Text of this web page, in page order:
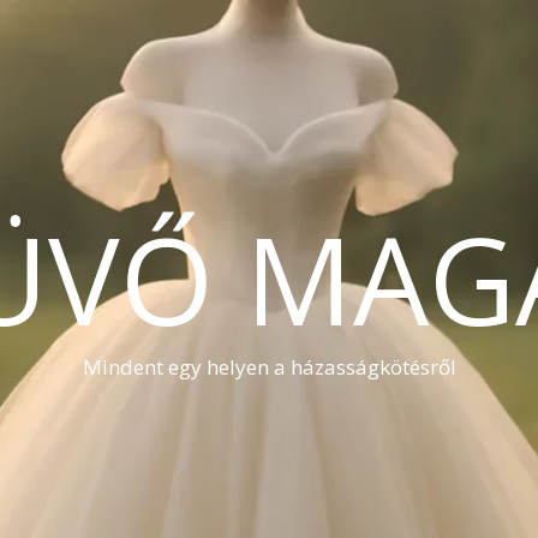
Mindent egy helyen a házasságkötésről